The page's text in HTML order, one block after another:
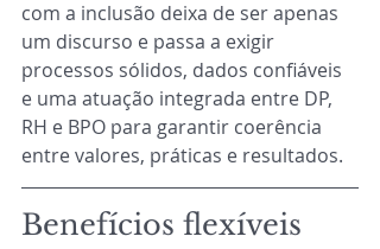
com a inclusão deixa de ser apenas
um discurso e passa a exigir
processos sólidos, dados confiáveis
e uma atuação integrada entre DP,
RH e BPO para garantir coerência
entre valores, práticas e resultados.
Benefícios flexíveis